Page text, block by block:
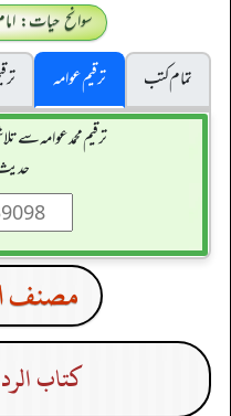
سوانح حیات:
تمام کتب
ترقیم عوامہ
ترقیم محمدعوامہ سے
مصنف
كتاب